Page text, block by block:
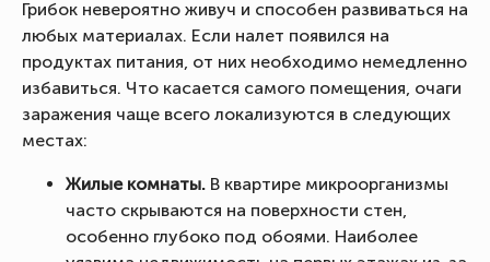
Грибок невероятно живуч и способен развиваться на
любых материалах. Если налет появился на
продуктах питания, от них необходимо немедленно
избавиться. Что касается самого помещения, очаги
заражения чаще всего локализуются в следующих
местах:
Жилые комнаты. В квартире микроорганизмы
часто скрываются на поверхности стен,
особенно глубоко под обоями. Наиболее